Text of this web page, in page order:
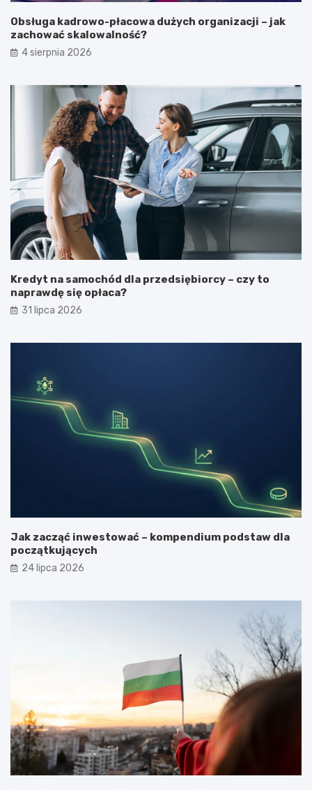
Obsługa kadrowo-płacowa dużych organizacji – jak
zachować skalowalność?
4 sierpnia 2026
Kredyt na samochód dla przedsiębiorcy – czy to
naprawdę się opłaca?
31 lipca 2026
Jak zacząć inwestować – kompendium podstaw dla
początkujących
24 lipca 2026